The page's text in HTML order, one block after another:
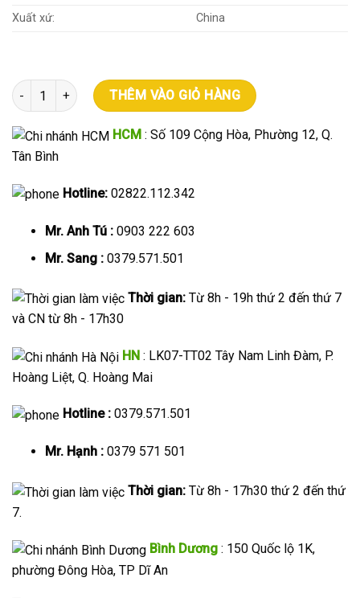
Xuất xứ:
China
Máy in mã vạch 2 tem Xprinter XP 330U số lượng
THÊM VÀO GIỎ HÀNG
HCM : Số 109 Cộng Hòa, Phường 12, Q.
Tân Bình
Hotline: 02822.112.342
Mr. Anh Tú :0903 222 603
Mr. Sang :0379.571.501
Thời gian: Từ 8h - 19h thứ 2 đến thứ 7
và CN từ 8h - 17h30
HN : LK07-TT02 Tây Nam Linh Đàm, P.
Hoàng Liệt, Q. Hoàng Mai
Hotline : 0379.571.501
Mr. Hạnh :0379 571 501
Thời gian: Từ 8h - 17h30 thứ 2 đến thứ
7.
Bình Dương : 150 Quốc lộ 1K,
phường Đông Hòa, TP Dĩ An